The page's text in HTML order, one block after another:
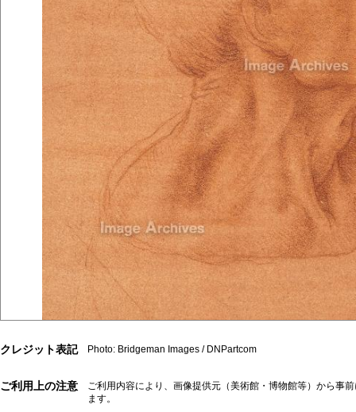
クレジット表記 Photo: Bridgeman Images / DNPartcom
ご利用上の注意
ご利用内容により、画像提供元（美術館・博物館等）から事
ます。